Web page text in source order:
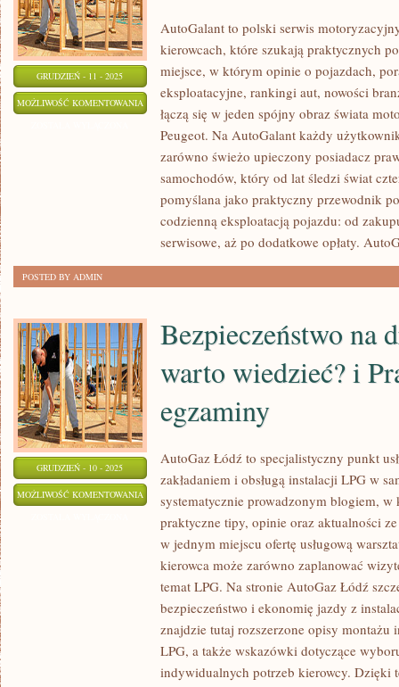
GRUDZIEŃ - 11 - 2025
MOŻLIWOŚĆ KOMENTOWANIA
TECHNOLOGIE
AutoGalant to polski serwis
kierowcach, które szukają praktycznych
miejsce, w którym opinie o pojazdach,
eksploatacyjne, rankingi aut, nowości
łączą się w jeden spójny obraz świata
Peugeot. Na AutoGalant każdy
zarówno świeżo upieczony posiadacz
samochodów, który od lat śledzi świat
pomyślana jako praktyczny przewodnik
codzienną eksploatacją pojazdu: od
serwisowe, aż po dodatkowe opłaty.
POSTED BY ADMIN
GRUDZIEŃ - 10 - 2025
MOŻLIWOŚĆ KOMENTOWANIA
DRODZE
WARTO
WIEDZIEĆ?
PRAWO
Bezpieczeństwo na
warto wiedzieć? i
egzaminy
AutoGaz Łódź to specjalistyczny punkt
zakładaniem i obsługą instalacji LPG w
systematycznie prowadzonym blogiem,
praktyczne tipy, opinie oraz aktualności
w jednym miejscu ofertę usługową
kierowca może zarówno zaplanować
temat LPG. Na stronie AutoGaz Łódź
bezpieczeństwo i ekonomię jazdy z
znajdzie tutaj rozszerzone opisy montażu
LPG, a także wskazówki dotyczące
indywidualnych potrzeb kierowcy. Dzięki